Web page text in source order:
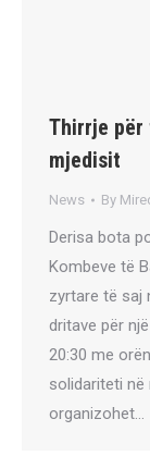
Thirrje
mjedisit
News By
Derisa bota
Kombeve të
zyrtare të saj
dritave për
20:30 me
solidariteti
organizohet…